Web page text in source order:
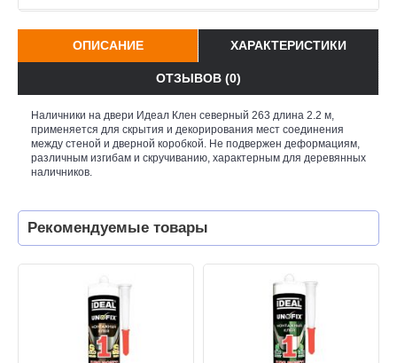
ОПИСАНИЕ ХАРАКТЕРИСТИКИ
ОТЗЫВОВ (0)
Наличники на двери Идеал Клен северный 263 длина 2.2 м,
применяется для скрытия и декорирования мест соединения
между стеной и дверной коробкой. Не подвержен деформациям,
различным изгибам и скручиванию, характерным для деревянных
наличников.
Рекомендуемые товары